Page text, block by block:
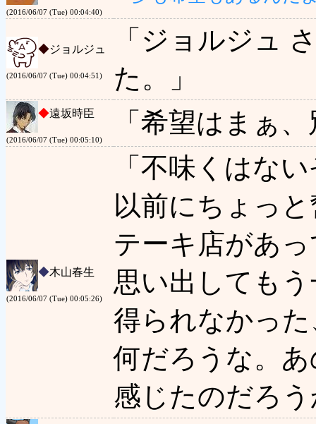
(2016/06/07 (Tue) 00:04:40)
◆ジョルジュ
(2016/06/07 (Tue) 00:04:51)
「ジョルジュ
た。」
◆遠坂時臣
(2016/06/07 (Tue) 00:05:10)
「希望はまぁ
◆木山春生
(2016/06/07 (Tue) 00:05:26)
「不味くはな
以前にちょっ
テーキ店があ
思い出しても
得られなかっ
何だろうな。
感じたのだろ